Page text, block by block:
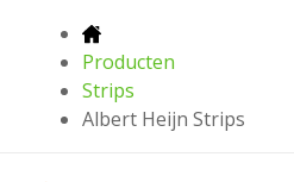
Producten
Strips
Albert Heijn Strips